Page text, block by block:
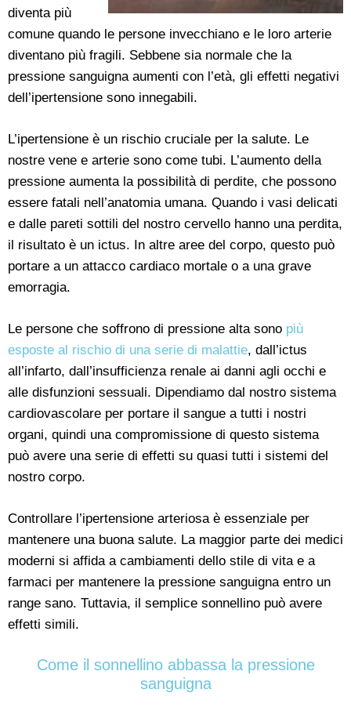
diventa più
comune quando le persone invecchiano e le loro arterie
diventano più fragili. Sebbene sia normale che la
pressione sanguigna aumenti con l’età, gli effetti negativi
dell’ipertensione sono innegabili.
L’ipertensione è un rischio cruciale per la salute. Le
nostre vene e arterie sono come tubi. L’aumento della
pressione aumenta la possibilità di perdite, che possono
essere fatali nell’anatomia umana. Quando i vasi delicati
e dalle pareti sottili del nostro cervello hanno una perdita,
il risultato è un ictus. In altre aree del corpo, questo può
portare a un attacco cardiaco mortale o a una grave
emorragia.
Le persone che soffrono di pressione alta sono più
esposte al rischio di una serie di malattie, dall’ictus
all’infarto, dall’insufficienza renale ai danni agli occhi e
alle disfunzioni sessuali. Dipendiamo dal nostro sistema
cardiovascolare per portare il sangue a tutti i nostri
organi, quindi una compromissione di questo sistema
può avere una serie di effetti su quasi tutti i sistemi del
nostro corpo.
Controllare l’ipertensione arteriosa è essenziale per
mantenere una buona salute. La maggior parte dei medici
moderni si affida a cambiamenti dello stile di vita e a
farmaci per mantenere la pressione sanguigna entro un
range sano. Tuttavia, il semplice sonnellino può avere
effetti simili.
Come il sonnellino abbassa la pressione
sanguigna